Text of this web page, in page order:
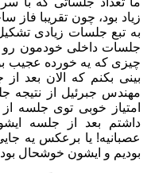
زیاد بود، چون تقریبا
به تبع جلسات زیادی
جلسات داخلی خودمون رو
چیزی که یه خورده عجیب
بینی بکنم که الان بعد
مهندس جبرئیل از نتیجه
امتیاز خوبی توی جلسه
داشتم بعد از جلسه
عصبانیه! یا برعکس یه
بودیم و ایشون خوشحال